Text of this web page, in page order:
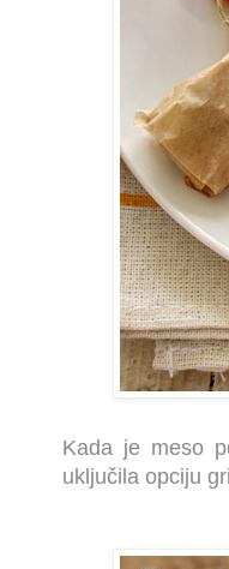
Kada je meso
uključila opciju